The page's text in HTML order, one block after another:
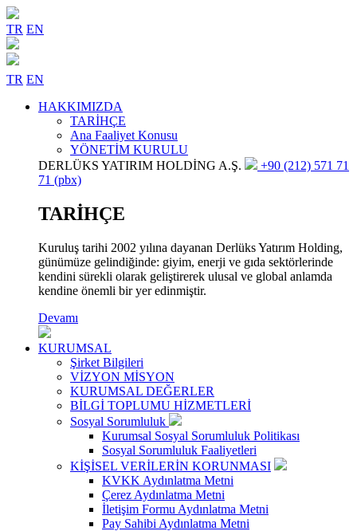
TR EN
TR EN
HAKKIMIZDA
TARİHÇE
Ana Faaliyet Konusu
YÖNETİM KURULU
DERLÜKS YATIRIM HOLDİNG A.Ş.
+90 (212) 571 71
71 (pbx)
TARİHÇE
Kuruluş tarihi 2002 yılına dayanan Derlüks Yatırım Holding,
günümüze gelindiğinde: giyim, enerji ve gıda sektörlerinde
kendini sürekli olarak geliştirerek ulusal ve global anlamda
kendine önemli bir yer edinmiştir.
Devamı
KURUMSAL
Şirket Bilgileri
VİZYON MİSYON
KURUMSAL DEĞERLER
BİLGİ TOPLUMU HİZMETLERİ
Sosyal Sorumluluk
Kurumsal Sosyal Sorumluluk Politikası
Sosyal Sorumluluk Faaliyetleri
KİŞİSEL VERİLERİN KORUNMASI
KVKK Aydınlatma Metni
Çerez Aydınlatma Metni
İletişim Formu Aydınlatma Metni
Pay Sahibi Aydınlatma Metni